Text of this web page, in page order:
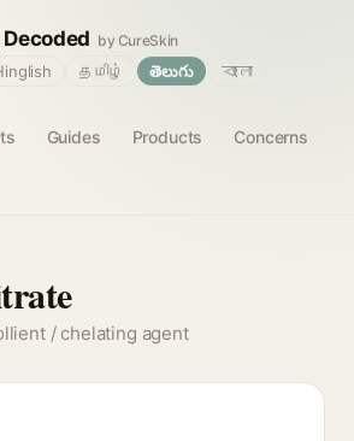
by CureSkin
Guides Products
Concerns
தமிழ் తెలుగు
বাংলা
/ chelating agent